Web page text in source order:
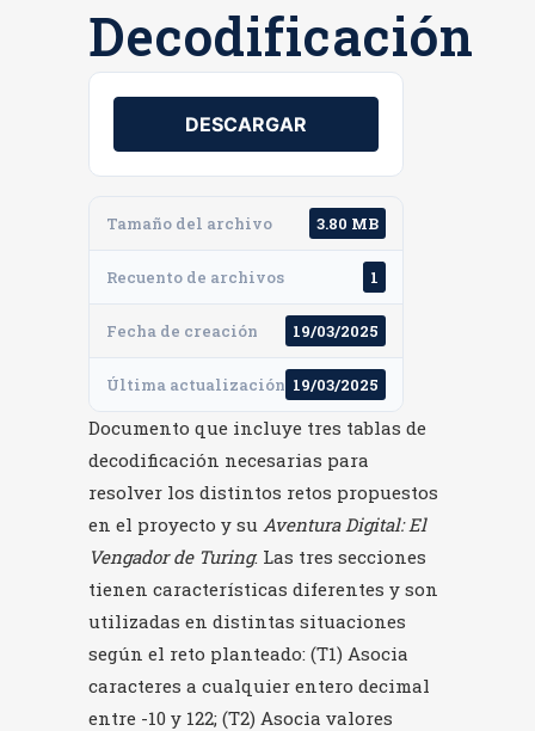
Decodificación
DESCARGAR
Tamaño del archivo 3.80 MB
Recuento de archivos 1
Fecha de creación 19/03/2025
Última actualización 19/03/2025
Documento que incluye tres tablas de
decodificación necesarias para
resolver los distintos retos propuestos
en el proyecto y su Aventura Digital: El
Vengador de Turing. Las tres secciones
tienen características diferentes y son
utilizadas en distintas situaciones
según el reto planteado: (T1) Asocia
caracteres a cualquier entero decimal
entre -10 y 122; (T2) Asocia valores